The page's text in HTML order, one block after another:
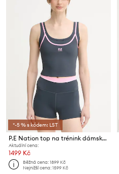
*-5 % s kódem: LST
P.E Nation top na trénink dámský Forward
Aktuální cena:
1499 Kč
Běžná cena:1899 Kč
Nejnižší cena:1599 Kč